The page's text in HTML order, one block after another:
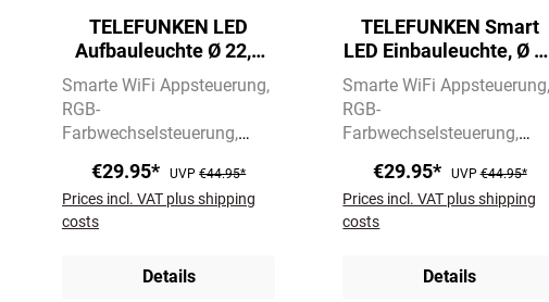
TELEFUNKEN LED
Aufbauleuchte Ø 22,5
cm 18W 1800lm weiß
Smarte WiFi Appsteuerung
RGB-
Farbwechselsteuerung
Farbtemperatursteuerung
€29.95* UVP€44.95*
Prices incl. VAT plus shipping
costs
Details
TELEFUNKEN Smart
LED Einbauleuchte, Ø 17
cm, 12 W, Matt-Nickel
Smarte WiFi Appsteuerung
RGB-
Farbwechselsteuerung
Farbtemperatursteuerung
€29.95* UVP€44.95*
Prices incl. VAT plus shipping
costs
Details